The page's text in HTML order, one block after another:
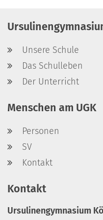
Unsere Schule
Das Schulleben
Der Unterricht
Menschen am UGK
Personen
SV
Kontakt
Kontakt
Ursulinengymnasium